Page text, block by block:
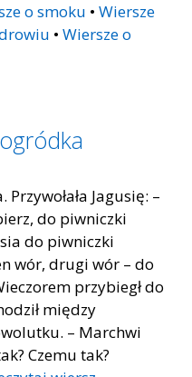
o smoku • Wiersze
• Wiersze o
Przywołała Jagusię: –
do piwniczki
do piwniczki
wór, drugi wór – do
przybiegł do
między
– Marchwi
Czemu tak?